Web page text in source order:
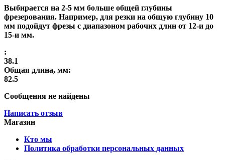
Выбирается на 2-5 мм больше общей глубины
фрезерования. Например, для резки на общую глубину 10
мм подойдут фрезы с диапазоном рабочих длин от 12-и до
15-и мм.
:
38.1
Общая длина, мм:
82.5
Сообщения не найдены
Написать отзыв
Магазин
Кто мы
Политика обработки персональных данных